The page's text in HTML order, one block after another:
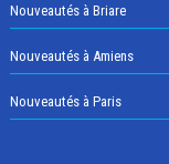
Nouveautés à Briare
Nouveautés à Amiens
Nouveautés à Paris